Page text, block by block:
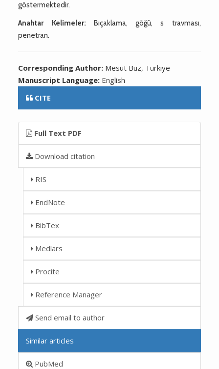
göstermektedir.
Anahtar Kelimeler: Bıçaklama, göğü, s travması,
penetran.
Corresponding Author: Mesut Buz, Türkiye
Manuscript Language: English
CITE
Full Text PDF
Download citation
RIS
EndNote
BibTex
Medlars
Procite
Reference Manager
Send email to author
Similar articles
PubMed